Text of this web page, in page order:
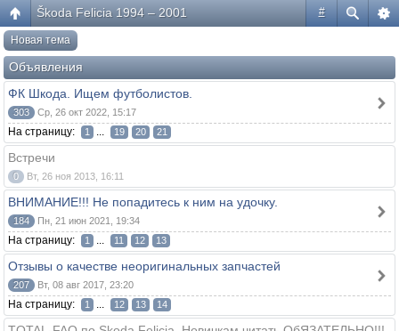
#
Škoda Felicia 1994 – 2001
Новая тема
Объявления
ФК Шкода. Ищем футболистов.
303 Ср, 26 окт 2022, 15:17
На страницу: 1 ... 19 20 21
Встречи
0 Вт, 26 ноя 2013, 16:11
ВНИМАНИЕ!!! Не попадитесь к ним на удочку.
184 Пн, 21 июн 2021, 19:34
На страницу: 1 ... 11 12 13
Отзывы о качестве неоригинальных запчастей
207 Вт, 08 авг 2017, 23:20
На страницу: 1 ... 12 13 14